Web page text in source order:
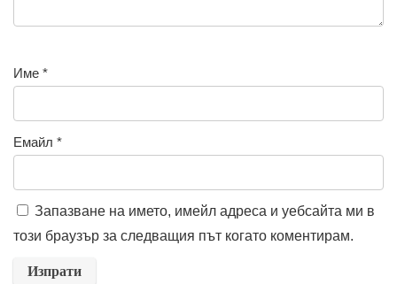
Име *
Емайл *
Запазване на името, имейл адреса и уебсайта ми в
този браузър за следващия път когато коментирам.